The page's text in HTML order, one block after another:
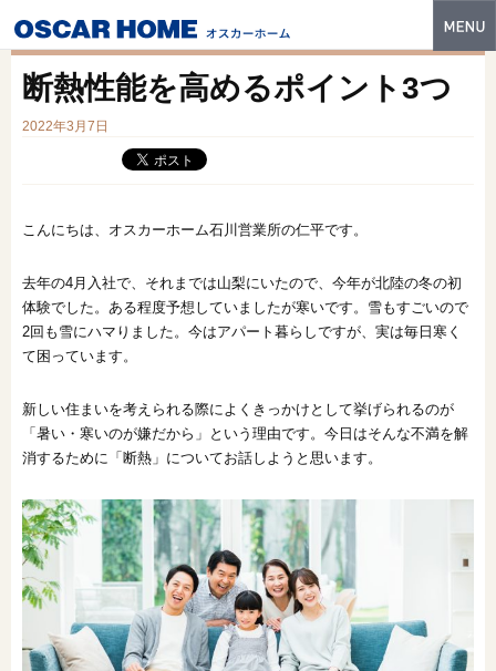
性能・技術
建築実例
フォトギャラリー
スマートセレクト
オンライン相談会
断熱性能を高めるポイント3つ
2022年3月7日
こんにちは、オスカーホーム石川営業所の仁平です。
去年の4月入社で、それまでは山梨にいたので、今年が北陸の冬の初
体験でした。ある程度予想していましたが寒いです。雪もすごいので
2回も雪にハマりました。今はアパート暮らしですが、実は毎日寒く
て困っています。
新しい住まいを考えられる際によくきっかけとして挙げられるのが
「暑い・寒いのが嫌だから」という理由です。今日はそんな不満を解
消するために「断熱」についてお話しようと思います。